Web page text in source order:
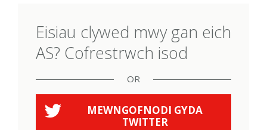
Eisiau clywed mwy gan eich
AS? Cofrestrwch isod
OR
MEWNGOFNODI GYDA
TWITTER